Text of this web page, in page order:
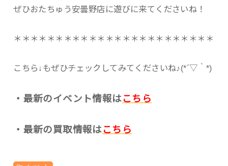
ぜひおたちゅう安曇野店に遊びに来てくださいね！
＊＊＊＊＊＊＊＊＊＊＊＊＊＊＊＊＊＊＊＊＊＊＊＊
こちら↓もぜひチェックしてみてくださいね♪(*´▽｀*)
・最新のイベント情報はこちら
・最新の買取情報はこちら